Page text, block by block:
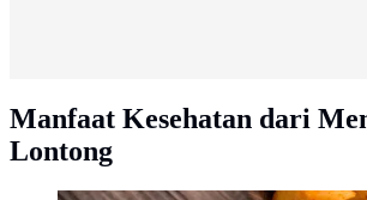
Manfaat Kesehatan dari
Lontong